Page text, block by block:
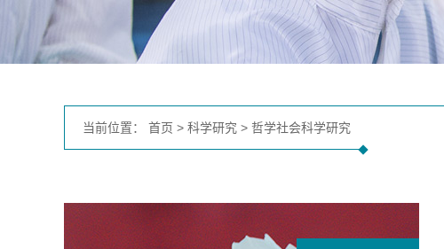
当前位置： 首页 > 科学研究 > 哲学社会科学研究